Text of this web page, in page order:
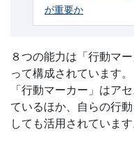
が重要か
８つの能力は「行動マ
って構成されています。
「行動マーカー」はア
ているほか、自らの行
しても活用されています